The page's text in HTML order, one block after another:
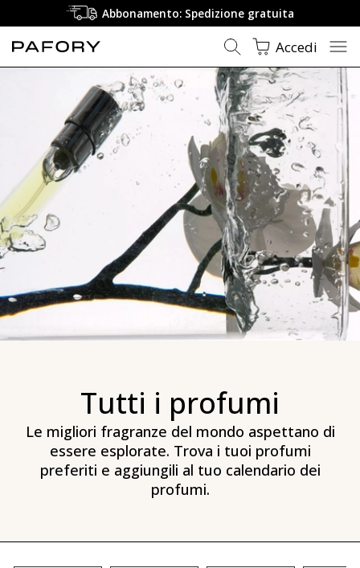
Abbonamento: Spedizione gratuita
Accedi
Tutti i profumi
Le migliori fragranze del mondo aspettano di
essere esplorate. Trova i tuoi profumi
preferiti e aggiungili al tuo calendario dei
profumi.
Profumo di lusso - Fragranze di lusso - PAFORY ❤️